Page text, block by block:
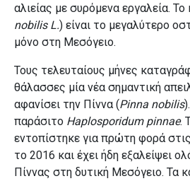
αλιείας με συρόμενα εργαλεία.
nobilis L.) είναι το μεγαλύτερο
μόνο στη Μεσόγειο.
Τους τελευταίους μήνες
θάλασσες μία νέα σημαντική
αφανίσει την Πίννα (Pinna nobilis
παράσιτο Haplosporidum pinnae.
εντοπίστηκε για πρώτη φορά
το 2016 και έχει ήδη εξαλείψει
Πίννας στη δυτική Μεσόγειο. Τα